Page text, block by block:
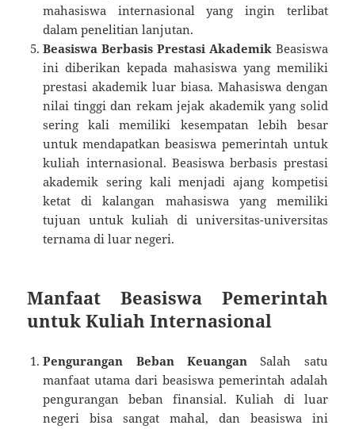
mahasiswa internasional yang ingin terlibat
dalam penelitian lanjutan.
Beasiswa Berbasis Prestasi Akademik Beasiswa
ini diberikan kepada mahasiswa yang memiliki
prestasi akademik luar biasa. Mahasiswa dengan
nilai tinggi dan rekam jejak akademik yang solid
sering kali memiliki kesempatan lebih besar
untuk mendapatkan beasiswa pemerintah untuk
kuliah internasional. Beasiswa berbasis prestasi
akademik sering kali menjadi ajang kompetisi
ketat di kalangan mahasiswa yang memiliki
tujuan untuk kuliah di universitas-universitas
ternama di luar negeri.
Manfaat Beasiswa Pemerintah
untuk Kuliah Internasional
Pengurangan Beban Keuangan Salah satu
manfaat utama dari beasiswa pemerintah adalah
pengurangan beban finansial. Kuliah di luar
negeri bisa sangat mahal, dan beasiswa ini